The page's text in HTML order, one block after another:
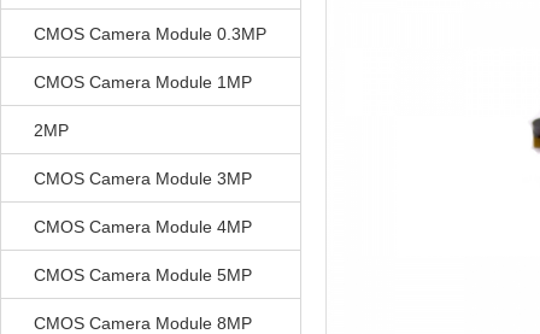
CMOS Camera Module 0.3MP
CMOS Camera Module 1MP
2MP
CMOS Camera Module 3MP
CMOS Camera Module 4MP
CMOS Camera Module 5MP
CMOS Camera Module 8MP